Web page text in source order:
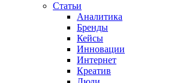
Статьи
Аналитика
Бренды
Кейсы
Инновации
Интернет
Креатив